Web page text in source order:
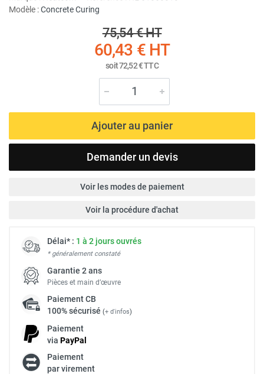
Modèle :Concrete Curing
75,54 €HT
60,43 €HT
soit72,52 €TTC
Ajouter au panier
Demander un devis
Voir les modes de paiement
Voir la procédure d'achat
Délai* : 1 à 2 jours ouvrés
* généralement constaté
Garantie 2 ans
Pièces et main d’œuvre
PaiementCB
100% sécurisé (+ d'infos)
Paiement
via PayPal
Paiement
par virement